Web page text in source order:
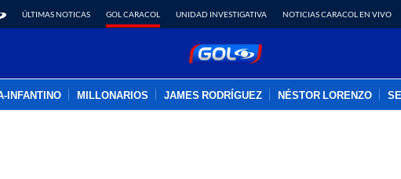
ÚLTIMAS NOTICAS GOL CARACOL UNIDAD INVESTIGATIVA NOTICIAS CARACOL EN VIVO
INFANTINO MILLONARIOS JAMES RODRÍGUEZ NÉSTOR LORENZO